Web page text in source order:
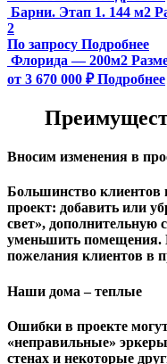
Барни. Этап 1. 144 м2
2
По запросу Подробнее
Флорида — 200м2
от 3 670 000 ₽ Подробнее
Вносим изменения в
Большинство клиентов
проект: добавить или
свет», дополнительную
уменьшить помещения.
пожелания клиентов в
Наши дома – теплые
Ошибки в проекте
«неправильные»
стенах и некоторые